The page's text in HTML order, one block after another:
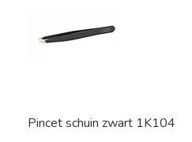
Pincet schuin zwart 1K104